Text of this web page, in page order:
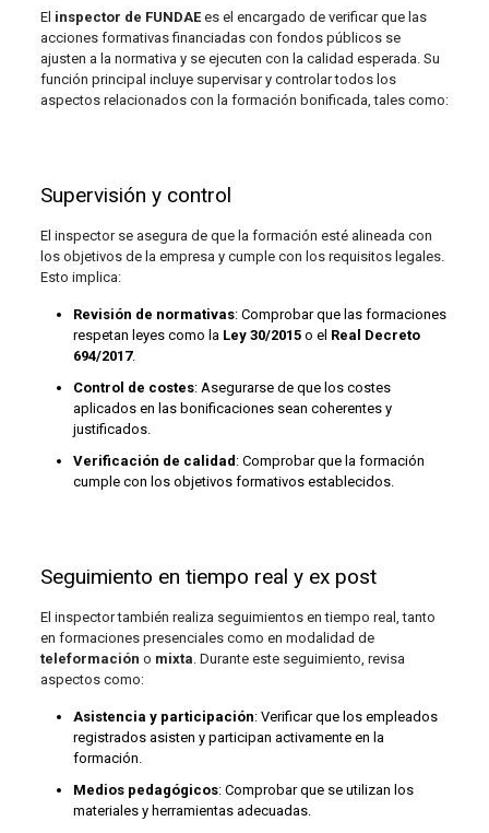
El inspector de FUNDAEes el encargado de verificar que las
acciones formativas financiadas con fondos públicos se
ajusten a la normativa y se ejecuten con la calidad esperada. Su
función principal incluye supervisar y controlar todos los
aspectos relacionados con la formación bonificada, tales como:
Supervisión y control
El inspector se asegura de que la formación esté alineada con
los objetivos de la empresa y cumple con los requisitos legales.
Esto implica:
Revisión de normativas: Comprobar que las formaciones
respetan leyes como la Ley 30/2015o el Real Decreto
694/2017.
Control de costes: Asegurarse de que los costes
aplicados en las bonificaciones sean coherentes y
justificados.
Verificación de calidad : Comprobar que la formación
cumple con los objetivos formativos establecidos.
Seguimiento en tiempo real y ex post
El inspector también realiza seguimientos en tiempo real, tanto
en formaciones presenciales como en modalidad de
teleformación o mixta. Durante este seguimiento, revisa
aspectos como:
Asistencia y participación: Verificar que los empleados
registrados asisten y participan activamente en la
formación.
Medios pedagógicos: Comprobar que se utilizan los
materiales y herramientas adecuadas.